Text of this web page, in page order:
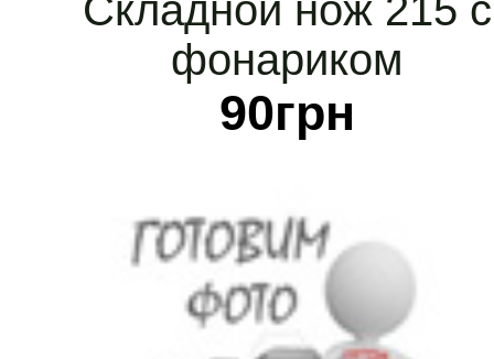
90грн
Складной нож 215 с
фонариком